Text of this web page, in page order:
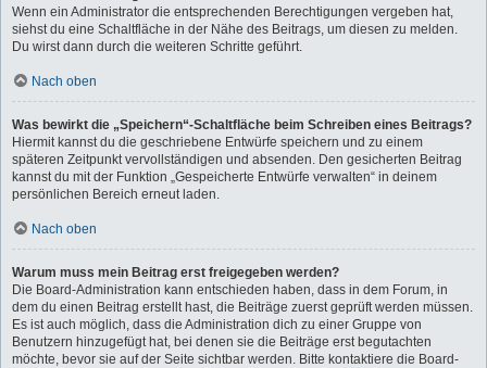
Wenn ein Administrator die entsprechenden Berechtigungen vergeben hat,
siehst du eine Schaltfläche in der Nähe des Beitrags, um diesen zu melden.
Du wirst dann durch die weiteren Schritte geführt.
Nach oben
Was bewirkt die „Speichern“-Schaltfläche beim Schreiben eines Beitrags?
Hiermit kannst du die geschriebene Entwürfe speichern und zu einem
späteren Zeitpunkt vervollständigen und absenden. Den gesicherten Beitrag
kannst du mit der Funktion „Gespeicherte Entwürfe verwalten“ in deinem
persönlichen Bereich erneut laden.
Nach oben
Warum muss mein Beitrag erst freigegeben werden?
Die Board-Administration kann entschieden haben, dass in dem Forum, in
dem du einen Beitrag erstellt hast, die Beiträge zuerst geprüft werden müssen.
Es ist auch möglich, dass die Administration dich zu einer Gruppe von
Benutzern hinzugefügt hat, bei denen sie die Beiträge erst begutachten
möchte, bevor sie auf der Seite sichtbar werden. Bitte kontaktiere die Board-